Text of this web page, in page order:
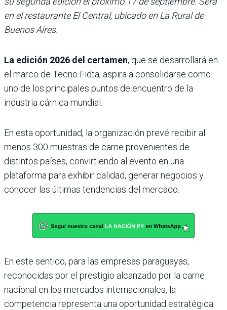
en el restaurante El Central, ubicado en La Rural de
Buenos Aires.
La edición 2026 del certamen, que se desarrollará en
el marco de Tecno Fidta, aspira a consolidarse como
uno de los principales puntos de encuentro de la
industria cárnica mundial.
En esta oportunidad, la organización prevé recibir al
menos 300 muestras de carne provenientes de
distintos países, convirtiendo al evento en una
plataforma para exhibir calidad, generar negocios y
conocer las últimas tendencias del mercado.
En este sentido, para las empresas paraguayas,
reconocidas por el prestigio alcanzado por la carne
nacional en los mercados internacionales, la
competencia representa una oportunidad estratégica